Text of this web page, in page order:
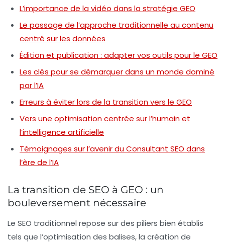
L’importance de la vidéo dans la stratégie GEO
Le passage de l’approche traditionnelle au contenu
centré sur les données
Édition et publication : adapter vos outils pour le GEO
Les clés pour se démarquer dans un monde dominé
par l’IA
Erreurs à éviter lors de la transition vers le GEO
Vers une optimisation centrée sur l’humain et
l’intelligence artificielle
Témoignages sur l’avenir du Consultant SEO dans
l’ère de l’IA
La transition de SEO à GEO : un
bouleversement nécessaire
Le SEO traditionnel repose sur des piliers bien établis
tels que l’optimisation des balises, la création de